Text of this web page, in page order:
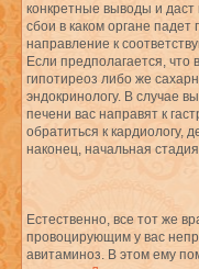
конкретные выводы и
сбои в каком органе падет
направление к
Если предполагается, что
гипотиреоз либо же
эндокринологу. В случае
печени вас направят к
обратиться к кардиологу,
наконец, начальная
Естественно, все тот же
провоцирующим у вас
авитаминоз. В этом ему